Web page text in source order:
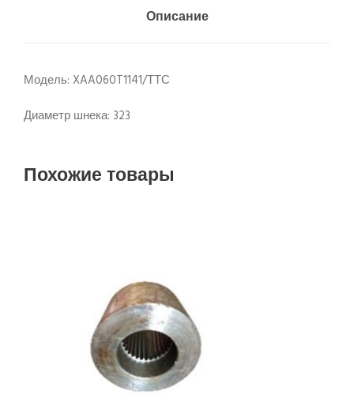
Описание
Модель: XAA060T1141/ТТС
Диаметр шнека: 323
Похожие товары